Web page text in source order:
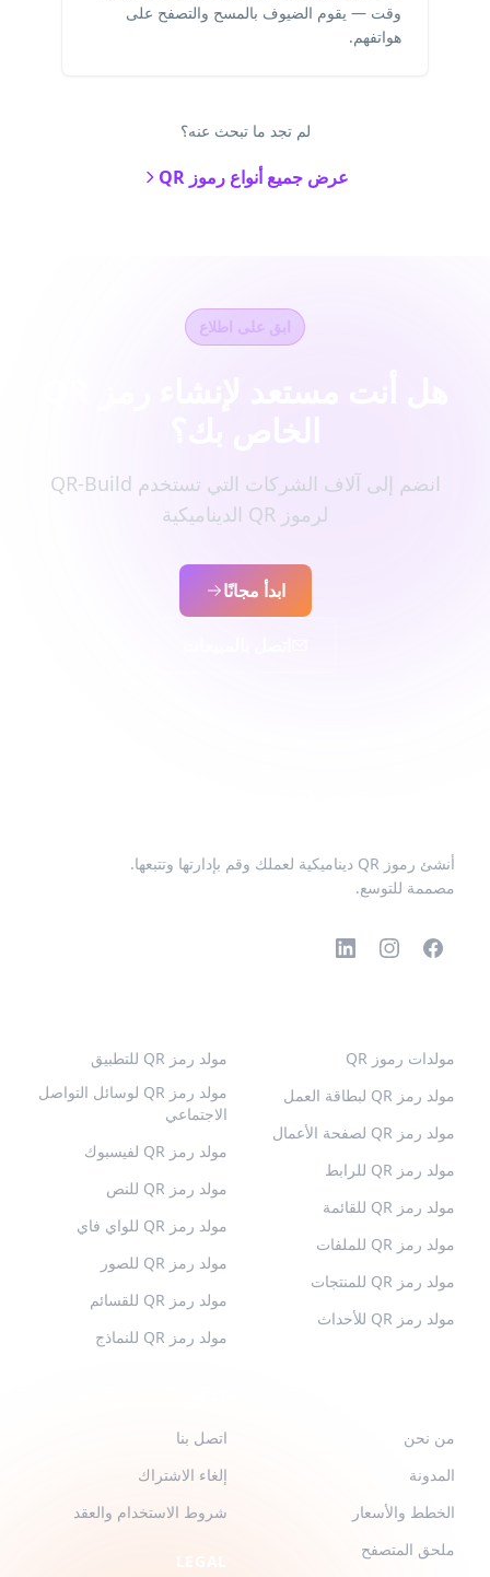
وقت — يقوم الضيوف بالمسح والتصفح على
هواتفهم.
لم تجد ما تبحث عنه؟
عرض جميع أنواع رموز QR
ابق على اطلاع
انضم إلى آلاف الشركات التي تستخدم QR-Build
لرموز QR الديناميكية
ابدأ مجانًا
أنشئ رموز QR ديناميكية لعملك وقم بإدارتها وتتبعها.
مصممة للتوسع.
مولدات رموز QR
مولد رمز QR لبطاقة العمل
مولد رمز QR لصفحة الأعمال
مولد رمز QR للرابط
مولد رمز QR للقائمة
مولد رمز QR للملفات
مولد رمز QR للمنتجات
مولد رمز QR للأحداث
مولد رمز QR للتطبيق
مولد رمز QR لوسائل التواصل
الاجتماعي
مولد رمز QR لفيسبوك
مولد رمز QR للنص
مولد رمز QR للواي فاي
مولد رمز QR للصور
مولد رمز QR للقسائم
مولد رمز QR للنماذج
من نحن
المدونة
الخطط والأسعار
ملحق المتصفح
اتصل بنا
إلغاء الاشتراك
شروط الاستخدام والعقد